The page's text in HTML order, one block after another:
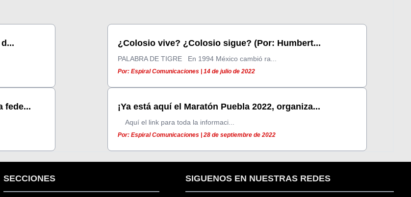
¿Colosio vive? ¿Colosio sigue? (Por: Humbert...
PALABRA DE TIGRE En 1994 México cambió ra...
Por: Espiral Comunicaciones | 14 de julio de 2022
fede... ¡Ya está aquí el Maratón Puebla 2022, organiza...
Aquí el link para toda la informaci...
Por: Espiral Comunicaciones | 28 de septiembre de 2022
SECCIONES SIGUENOS EN NUESTRAS REDES